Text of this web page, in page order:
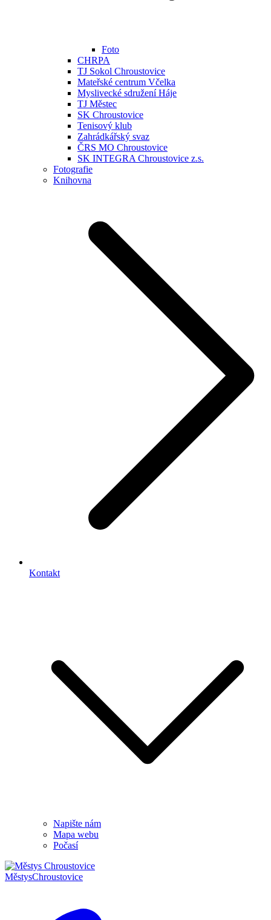
Foto
CHRPA
TJ Sokol Chroustovice
Mateřské centrum Včelka
Myslivecké sdružení Háje
TJ Městec
SK Chroustovice
Tenisový klub
Zahrádkářský svaz
ČRS MO Chroustovice
SK INTEGRA Chroustovice z.s.
Fotografie
Knihovna
Kontakt
Napište nám
Mapa webu
Počasí
MěstysChroustovice